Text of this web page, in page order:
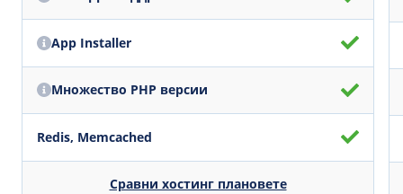
App Installer
Множество PHP версии
Redis, Memcached
Сравни хостинг плановете